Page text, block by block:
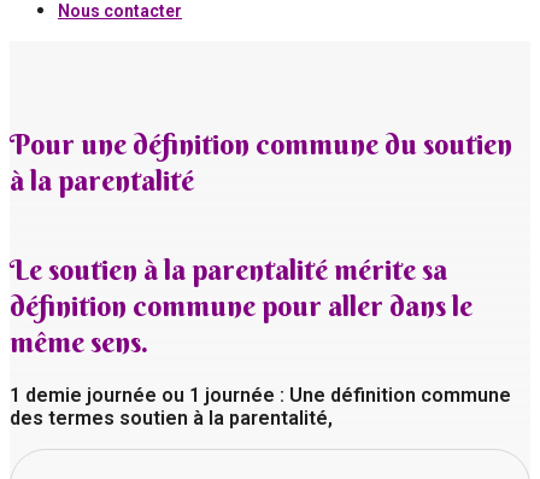
Nous contacter
Pour une définition commune du soutien
à la parentalité
Le soutien à la parentalité mérite sa
définition commune pour aller dans le
même sens.
1 demie journée ou 1 journée : Une définition commune
des termes soutien à la parentalité,